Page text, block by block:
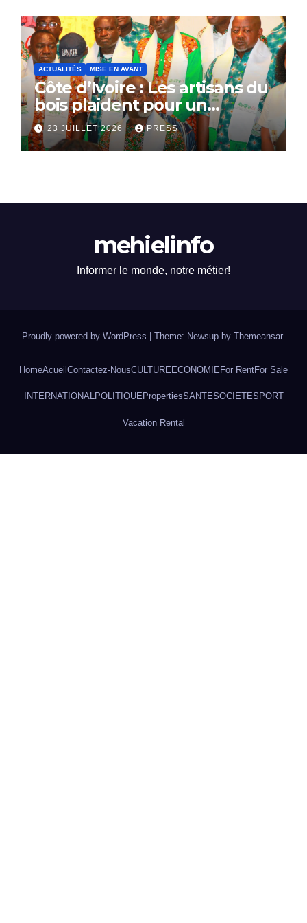
ACTUALITÉS MISE EN AVANT
Côte d’Ivoire : Les artisans du
bois plaident pour un
dialogue national
23 JUILLET 2026 PRESS
mehielinfo
Informer le monde, notre métier!
Proudly powered by WordPress Theme: Newsup by Themeansar.
HomeAcueilContactez-NousCULTUREECONOMIEFor RentFor Sale
INTERNATIONALPOLITIQUE PropertiesSANTESOCIETESPORT
Vacation Rental